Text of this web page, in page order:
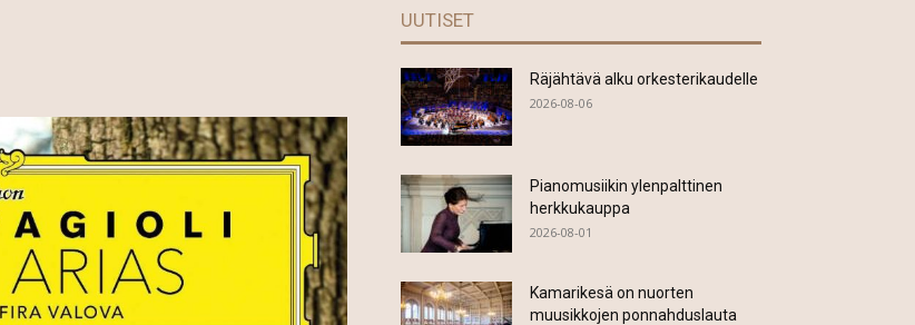
UUTISET
Räjähtävä alku orkesterikaudelle
2026-08-06
Pianomusiikin ylenpalttinen
herkkukauppa
2026-08-01
Kamarikesä on nuorten
muusikkojen ponnahduslauta